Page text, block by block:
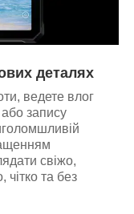
деталях
ведете влог
запису
свіжо,
чітко та без